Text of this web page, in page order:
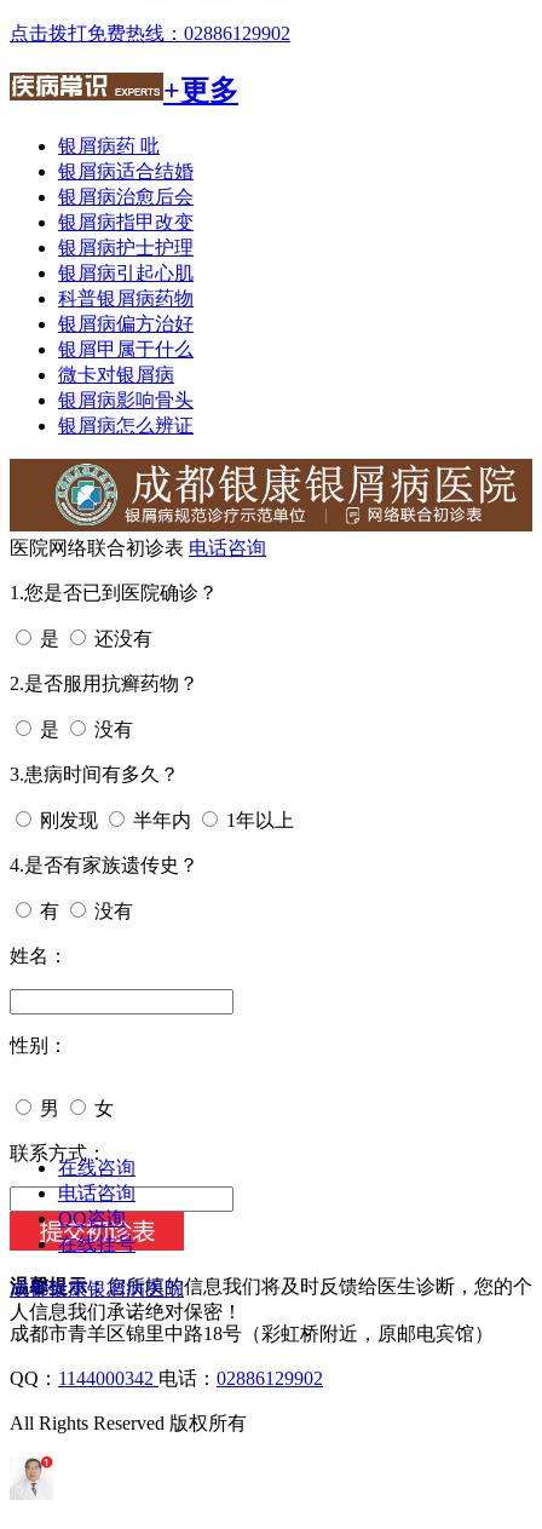
点击拨打免费热线：02886129902
+更多
银屑病药 吡
银屑病适合结婚
银屑病治愈后会
银屑病指甲改变
银屑病护士护理
银屑病引起心肌
科普银屑病药物
银屑病偏方治好
银屑甲属于什么
微卡对银屑病
银屑病影响骨头
银屑病怎么辨证
医院网络联合初诊表 电话咨询
1.您是否已到医院确诊？
是 还没有
2.是否服用抗癣药物？
是 没有
3.患病时间有多久？
刚发现 半年内 1年以上
4.是否有家族遗传史？
有 没有
姓名：
性别：
男 女
今天日期：
联系方式：
温馨提示：您所填的信息我们将及时反馈给医生诊断，您的个
人信息我们承诺绝对保密！
在线咨询
电话咨询
QQ咨询
在线挂号
成都银康银屑病医院
成都市青羊区锦里中路18号（彩虹桥附近，原邮电宾馆）
QQ： 1144000342 电话： 02886129902
All Rights Reserved 版权所有